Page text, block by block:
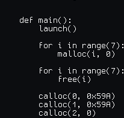
def main():
    launch()
    for i in range(7):
        malloc(i, 0)
    for i in range(7):
        free(i)
    calloc(0, 0x59A)
    calloc(1, 0x59A)
    calloc(2, 0)